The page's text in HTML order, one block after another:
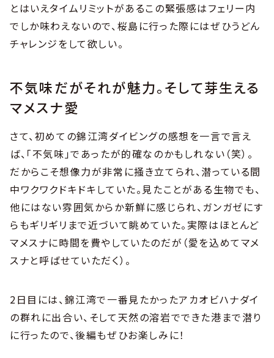
とはいえタイムリミットがあるこの緊張感はフェリー内
でしか味わえないので、桜島に行った際にはぜひうどん
チャレンジをして欲しい。
不気味だがそれが魅力。そして芽生える
マメスナ愛
さて、初めての錦江湾ダイビングの感想を一言で言え
ば、「不気味」であったが的確なのかもしれない（笑）。
だからこそ想像力が非常に掻き立てられ、潜っている間
中ワクワクドキドキしていた。見たことがある生物でも、
他にはない雰囲気からか新鮮に感じられ、ガンガゼにす
らもギリギリまで近づいて眺めていた。実際はほとんど
マメスナに時間を費やしていたのだが（愛を込めてマメ
スナと呼ばせていただく）。
2日目には、錦江湾で一番見たかったアカオビハナダイ
の群れに出合い、そして天然の溶岩でできた港まで潜り
に行ったので、後編もぜひお楽しみに！